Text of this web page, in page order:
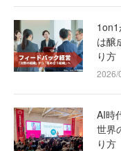
は醸
り方
2026/
AI時
世界
り方